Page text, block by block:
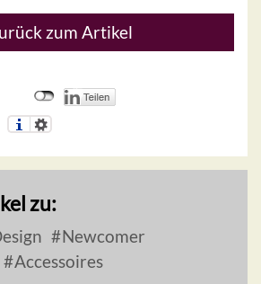
zum Artikel
zu:
Newcomer
Accessoires